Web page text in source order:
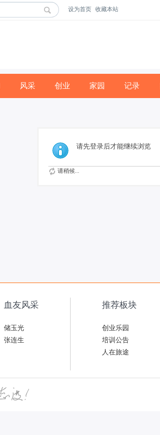
设为首页 收藏本站
风采 创业 家园 记录
请先登录后才能继续浏览
请稍候...
血友风采
储玉光
张连生
推荐板块
创业乐园
培训公告
人在旅途